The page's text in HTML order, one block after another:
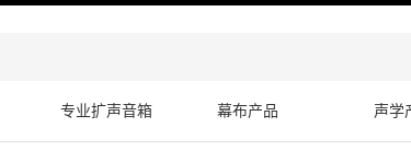
专业扩声音箱 幕布产品 声学